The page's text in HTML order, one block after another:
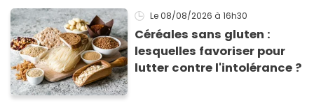
Le 08/08/2026 à 16h30
Céréales sans gluten :
lesquelles favoriser pour
lutter contre l'intolérance ?